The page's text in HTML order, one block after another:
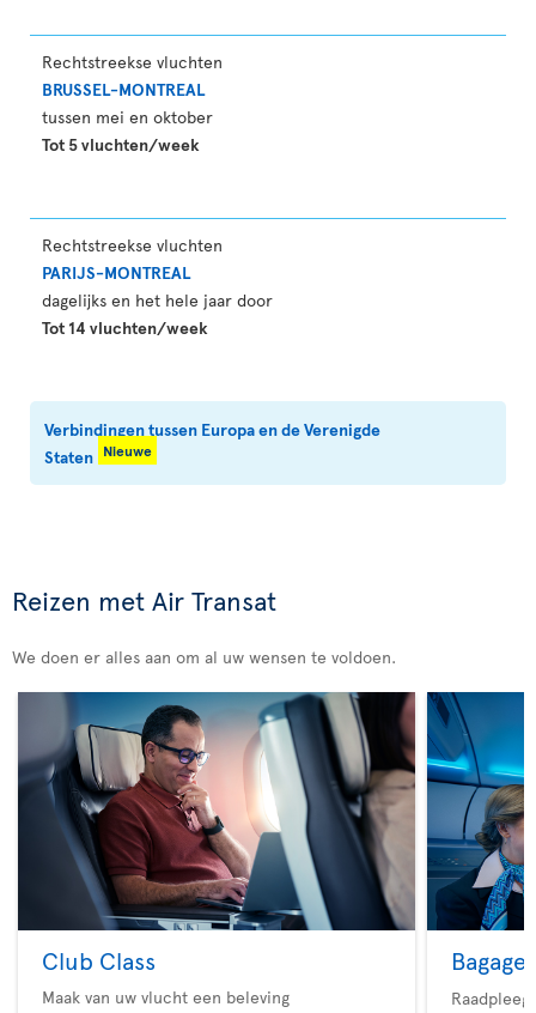
Rechtstreekse vluchten
BRUSSEL-MONTREAL
tussen mei en oktober
Tot 5 vluchten/week
Rechtstreekse vluchten
PARIJS-MONTREAL
dagelijks en het hele jaar door
Tot 14 vluchten/week
Verbindingen tussen Europa en de Verenigde
Staten Nieuwe
Reizen met Air Transat
We doen er alles aan om al uw wensen te voldoen.
Club Class
Maak van uw vlucht een beleving